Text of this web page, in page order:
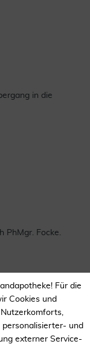
in die
PhMgr. Focke.
Für die
Cookies und
personalisierter- und
externer Service-